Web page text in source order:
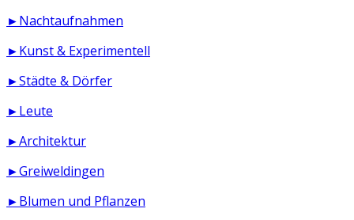
►Nachtaufnahmen
►Kunst & Experimentell
►Städte & Dörfer
►Leute
►Architektur
►Greiweldingen
►Blumen und Pflanzen